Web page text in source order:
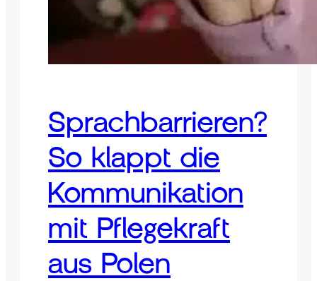
Sprachbarrieren?
So klappt die
Kommunikation
mit Pflegekraft
aus Polen